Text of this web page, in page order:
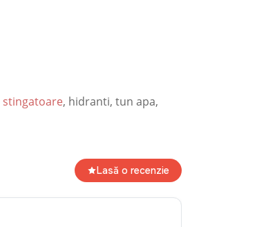
stingatoare, hidranti, tun apa,